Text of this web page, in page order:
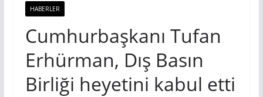
HABERLER
Cumhurbaşkanı Tufan
Erhürman, Dış Basın
Birliği heyetini kabul etti